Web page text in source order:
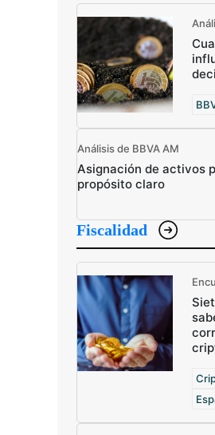
Análisis de BBVA AM
Asignación de activos
propósito claro
Fiscalidad